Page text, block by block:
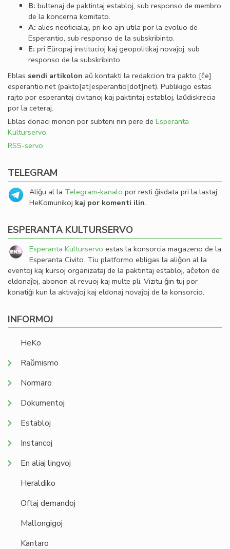
B: bultenaj de paktintaj establoj, sub responso de membro
de la koncerna komitato.
A: alies neoﬁcialaj, pri kio ajn utila por la evoluo de
Esperantio, sub responso de la subskribinto.
E: pri Eŭropaj institucioj kaj geopolitikaj novaĵoj, sub
responso de la subskribinto.
Eblas sendi artikolon aŭ kontakti la redakcion tra pakto [ĉe]
esperantio.net(pakto[at]esperantio[dot]net). Publikigo estas
rajto por esperantaj civitanoj kaj paktintaj establoj, laŭdiskrecia
por la ceteraj.
Eblas donaci monon por subteni nin pere de Esperanta
Kulturservo.
RSS-servo
TELEGRAM
Aliĝu al la Telegram-kanalo por resti ĝisdata pri la lastaj
HeKomunikoj kaj por komenti ilin.
ESPERANTA KULTURSERVO
Esperanta Kulturservo estas la konsorcia magazeno de la
Esperanta Civito. Tiu platformo ebligas la aliĝon al la
eventoj kaj kursoj organizataj de la paktintaj establoj, aĉeton de
eldonaĵoj, abonon al revuoj kaj multe pli. Vizitu ĝin tuj por
konatiĝi kun la aktivaĵoj kaj eldonaj novaĵoj de la konsorcio.
INFORMOJ
HeKo
Raŭmismo
Normaro
Dokumentoj
Establoj
Instancoj
En aliaj lingvoj
Heraldiko
Oftaj demandoj
Mallongigoj
Kantaro